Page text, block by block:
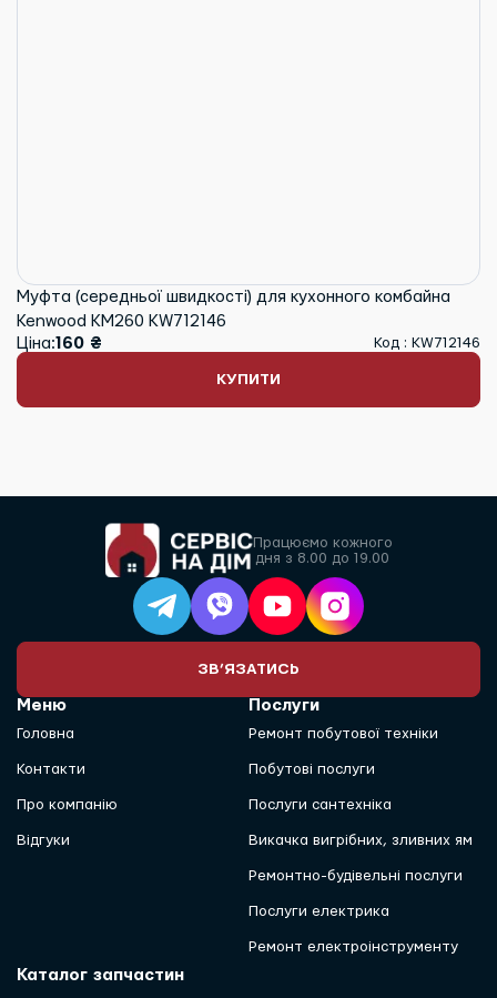
Муфта (середньої швидкості) для кухонного комбайна
Kenwood KM260 KW712146
Ціна:160 ₴ Код : KW712146
КУПИТИ
Працюємо кожного
дня з 8.00 до 19.00
ЗВ’ЯЗАТИСЬ
Меню
Головна
Контакти
Про компанію
Відгуки
Послуги
Ремонт побутової техніки
Побутові послуги
Послуги сантехніка
Викачка вигрібних, зливних ям
Ремонтно-будівельні послуги
Послуги електрика
Ремонт електроінструменту
Каталог запчастин